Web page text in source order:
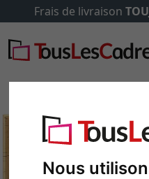
Nous
Frais de livraison